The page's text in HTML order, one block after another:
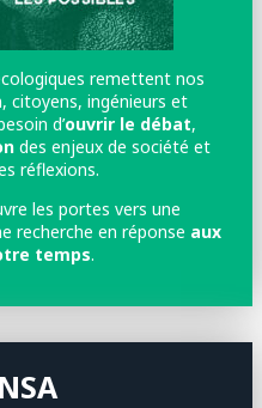
remettent nos
citoyens, ingénieurs et
d’ouvrir le débat,
des enjeux de société et
réflexions.
les portes vers une
recherche en réponse aux
temps.